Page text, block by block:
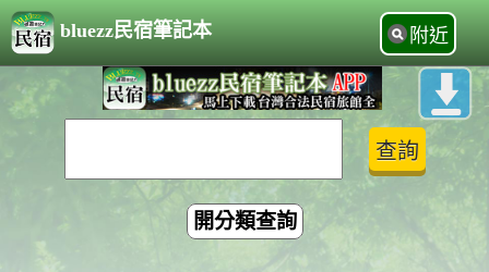
bluezz民宿筆記本 附近
開分類查詢